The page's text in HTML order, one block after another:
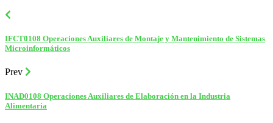
IFCT0108 Operaciones Auxiliares de Montaje y Mantenimiento de Sistemas
Microinformáticos
Prev
INAD0108 Operaciones Auxiliares de Elaboración en la Industria
Alimentaria